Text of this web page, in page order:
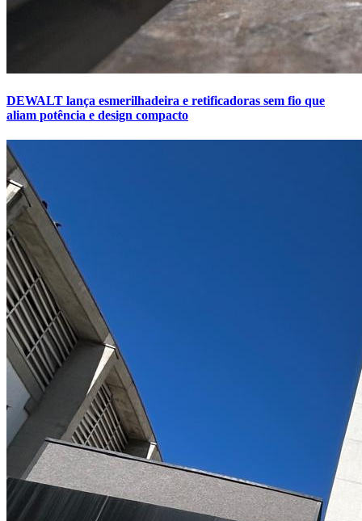
DEWALT lança esmerilhadeira e retificadoras sem fio que
aliam potência e design compacto